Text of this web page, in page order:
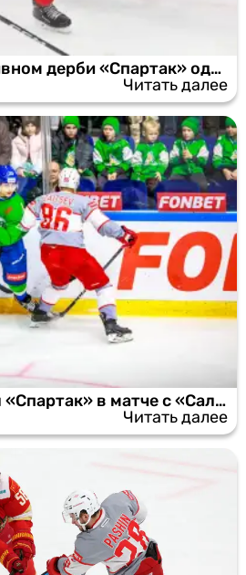
В мегарезультативном дерби «Спартак» одолел «Динамо»
Читать далее
Одно очко набрал «Спартак» в матче с «Салаватом Юлаевым»
Читать далее